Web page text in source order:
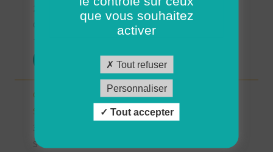
26 - Drôme
Chargé.e de mission Qualité et développement -
Stage (H/F)
STAGE
que vous souhaitez
activer
Tout refuser
Personnaliser
Tout accepter